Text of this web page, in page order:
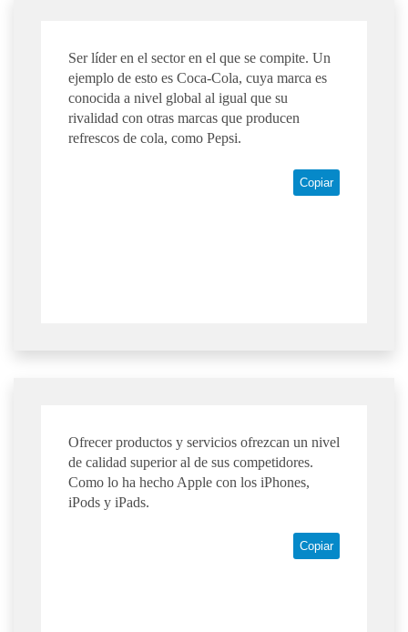
Ser líder en el sector en el que se compite. Un
ejemplo de esto es Coca-Cola, cuya marca es
conocida a nivel global al igual que su
rivalidad con otras marcas que producen
refrescos de cola, como Pepsi.
Copiar
Ofrecer productos y servicios ofrezcan un nivel
de calidad superior al de sus competidores.
Como lo ha hecho Apple con los iPhones,
iPods y iPads.
Copiar